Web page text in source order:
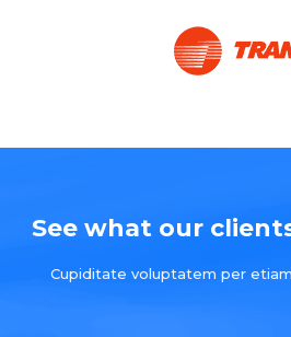
See what our
Cupiditate voluptatem per